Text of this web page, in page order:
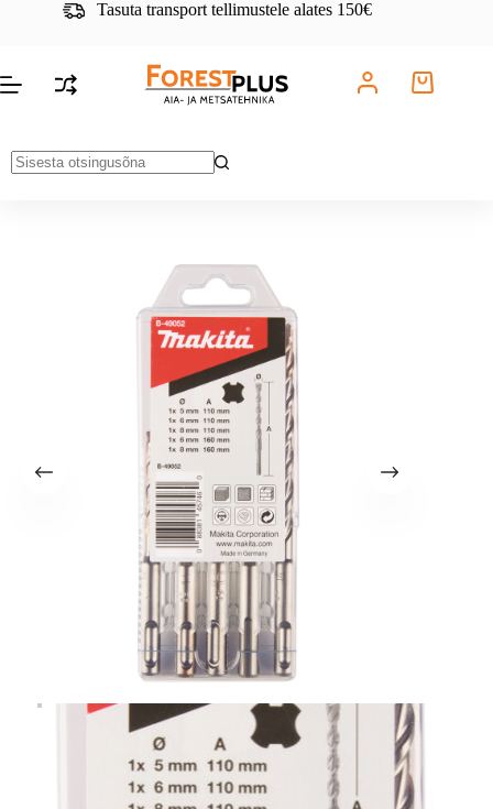
Tasuta transport tellimustele alates 150€